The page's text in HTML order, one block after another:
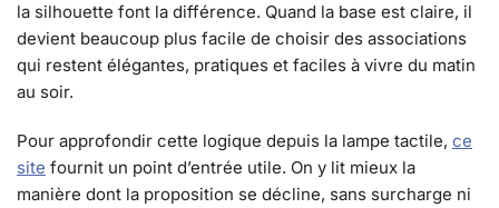
la silhouette font la différence. Quand la base est claire, il
devient beaucoup plus facile de choisir des associations
qui restent élégantes, pratiques et faciles à vivre du matin
au soir.
Pour approfondir cette logique depuis la lampe tactile, ce
site fournit un point d’entrée utile. On y lit mieux la
manière dont la proposition se décline, sans surcharge ni